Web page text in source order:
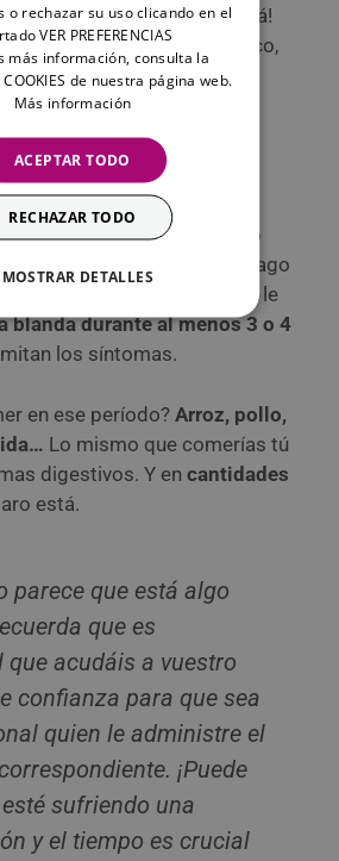
potable , ¡te lo agradecerá!
que se la bebe poco a poco,
mejor para él!
come los
después de haber bebido
tenga diarrea o el estómago
eso es fundamental que le
blanda durante al menos 3 o 4
los síntomas.
en ese período? Arroz, pollo,
Lo mismo que comerías tú
digestivos. Y en cantidades
está.
parece que está algo
que es
acudáis a vuestro
confianza para que sea
quien le administre el
¡Puede
sufriendo una
y el tiempo es crucial
o rechazar su uso clicando en el
VER PREFERENCIAS
más información, consulta la
COOKIES de nuestra página web.
Más información
ACEPTAR TODO
RECHAZAR TODO
MOSTRAR DETALLES